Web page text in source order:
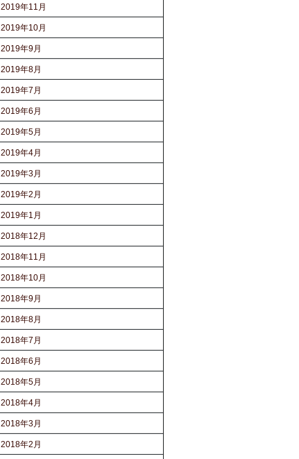
2019年11月
2019年10月
2019年9月
2019年8月
2019年7月
2019年6月
2019年5月
2019年4月
2019年3月
2019年2月
2019年1月
2018年12月
2018年11月
2018年10月
2018年9月
2018年8月
2018年7月
2018年6月
2018年5月
2018年4月
2018年3月
2018年2月